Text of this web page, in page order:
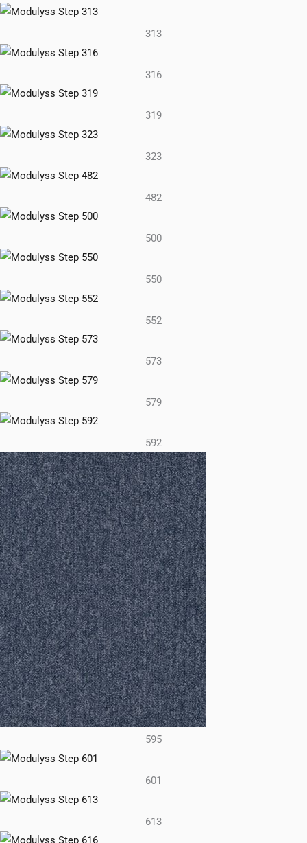
313
316
319
323
482
500
550
552
573
579
592
595
601
613